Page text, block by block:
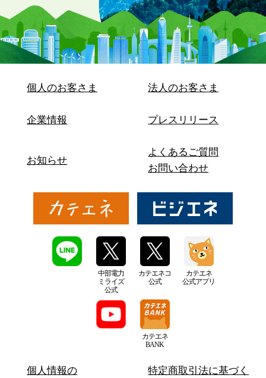
個人のお客さま 法人のお客さま
企業情報 プレスリリース
お知らせ
よくあるご質問
お問い合わせ
中部電力
ミライズ
公式
カテエネコ
公式
カテエネ
公式アプリ
カテエネ
BANK
個人情報の 特定商取引法に基づく